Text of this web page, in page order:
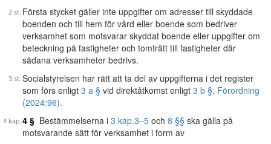
Första stycket gäller inte uppgifter om adresser till skyddade
boenden och till hem för vård eller boende som bedriver
verksamhet som motsvarar skyddat boende eller uppgifter om
beteckning på fastigheter och tomträtt till fastigheter där
sådana verksamheter bedrivs.
Socialstyrelsen har rätt att ta del av uppgifterna i det register
som förs enligt 3 a § vid direktåtkomst enligt 3 b §. Förordning
(2024:96).
4 § Bestämmelserna i 3 kap.3–5 och 8 §§ ska gälla på
motsvarande sätt för verksamhet i form av